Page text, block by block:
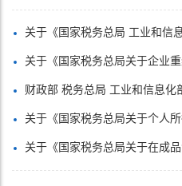
关于《国家税务总局 工业和信息化部关于发布〈免征车辆购置税的设有固定装置的非运输
关于《国家税务总局关于企业重组业务所得税处理
财政部 税务总局 工业和信息化部有关司负责人就调整节能汽车、新
关于《国家税务总局关于个人所得税有关
关于《国家税务总局关于在成品油零售领域全面推广“交易